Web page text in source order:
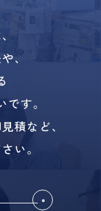
、
す。
積など、
い。